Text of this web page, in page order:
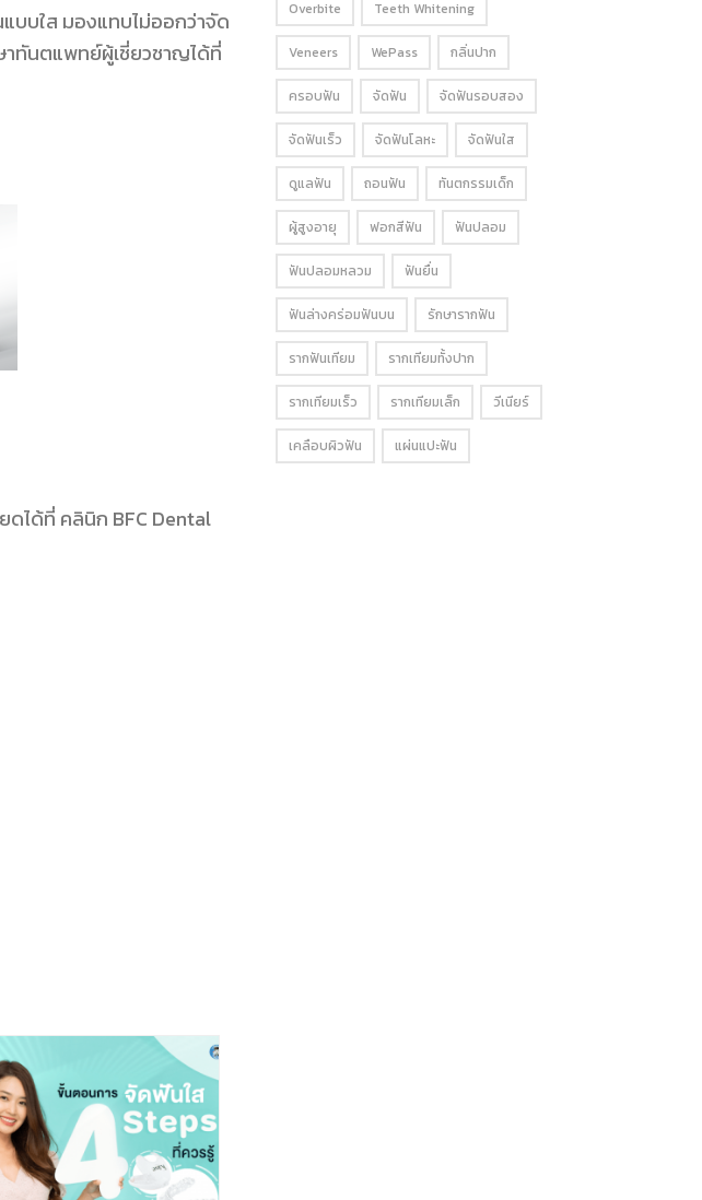
บใส มองแทบไม่ออกว่าจัด
ทันตแพทย์ผู้เชี่ยวชาญได้ที่
ดได้ที่ คลินิก BFC Dental
Overbite Teeth Whitening
Veneers WePass กลิ่นปาก
ครอบฟัน จัดฟัน จัดฟันรอบสอง
จัดฟันเร็ว จัดฟันโลหะ จัดฟันใส
ดูแลฟัน ถอนฟัน ทันตกรรมเด็ก
ผู้สูงอายุ ฟอกสีฟัน ฟันปลอม
ฟันปลอมหลวม ฟันยื่น
ฟันล่างคร่อมฟันบน รักษารากฟัน
รากฟันเทียม รากเทียมทั้งปาก
รากเทียมเร็ว รากเทียมเล็ก วีเนียร์
เคลือบผิวฟัน แผ่นแปะฟัน